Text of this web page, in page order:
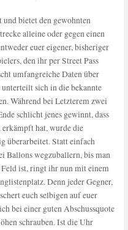
bietet den gewohnten
alleine oder gegen einen
euer eigener, bisheriger
den ihr per Street Pass
umfangreiche Daten über
sich in die bekannte
Während bei Letzterem zwei
schlicht jenes gewinnt, dass
erkämpft hat, wurde die
überarbeitet. Statt einfach
Ballons wegzuballern, bis man
ist, ringt ihr nun mit einem
Denn jeder Gegner,
euch selbigen auf euer
bei einer guten Abschussquote
schrauben. Ist die Uhr